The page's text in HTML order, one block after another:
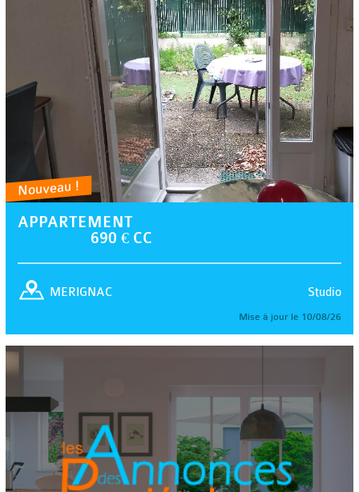
Nouveau !
APPARTEMENT
690 € CC
Studio
MERIGNAC
Mise à jour le 10/08/26